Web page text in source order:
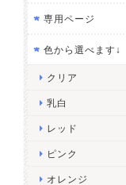
専用ページ
色から選べます↓
クリア
乳白
レッド
ピンク
オレンジ